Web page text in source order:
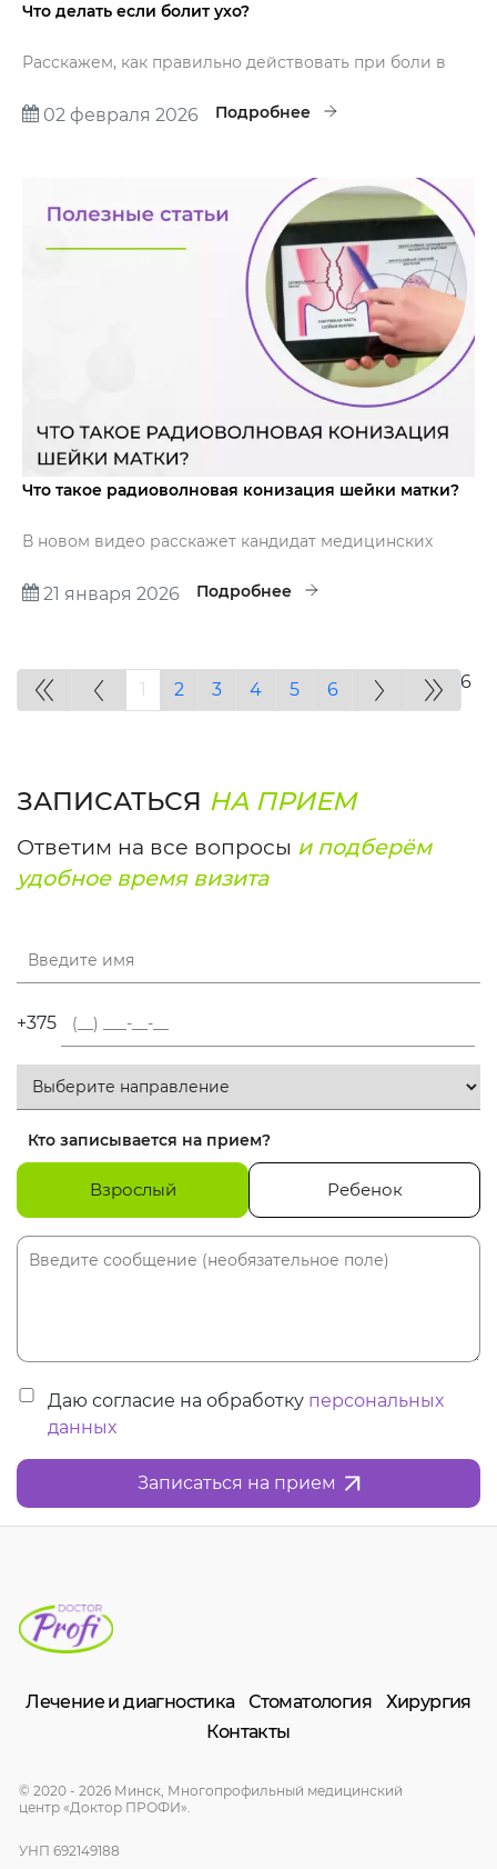
Что делать если болит ухо?
Расскажем, как правильно действовать при боли в
02 февраля 2026 Подробнее
Что такое радиоволновая конизация шейки матки?
В новом видео расскажет кандидат медицинских
Стрельцова Надежда Дмитриевна.
21 января 2026 Подробнее
Страница 1 из 6
1 2 3 4 5 6
ЗАПИСАТЬСЯ НА ПРИЕМ
Ответим на все вопросы и подберём
удобное время визита
+375
Кто записывается на прием?
Взрослый Ребенок
Даю согласие на обработку персональных
данных
Записаться на прием
Лечение и диагностика Стоматология
Хирургия
Контакты
© 2020 - 2026 Минск, Многопрофильный медицинский
центр «Доктор ПРОФИ».
УНП 692149188